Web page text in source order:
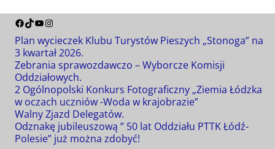
Plan wycieczek Klubu Turystów Pieszych „Stonoga” na
3 kwartał 2026.
Zebrania sprawozdawczo – Wyborcze Komisji
Oddziałowych.
2 Ogólnopolski Konkurs Fotograficzny „Ziemia Łódzka
w oczach uczniów -Woda w krajobrazie”
Walny Zjazd Delegatów.
Odznakę jubileuszową ” 50 lat Oddziału PTTK Łódź-
Polesie” już można zdobyć!